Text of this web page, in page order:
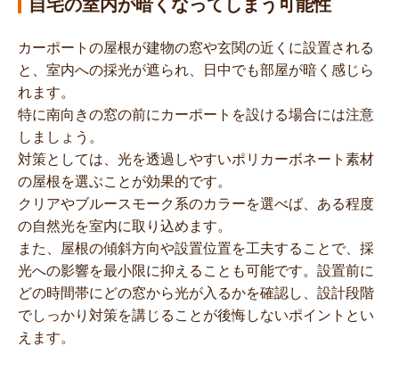
自宅の室内が暗くなってしまう可能性
カーポートの屋根が建物の窓や玄関の近くに設置される
と、室内への採光が遮られ、日中でも部屋が暗く感じら
れます。
特に南向きの窓の前にカーポートを設ける場合には注意
しましょう。
対策としては、光を透過しやすいポリカーボネート素材
の屋根を選ぶことが効果的です。
クリアやブルースモーク系のカラーを選べば、ある程度
の自然光を室内に取り込めます。
また、屋根の傾斜方向や設置位置を工夫することで、採
光への影響を最小限に抑えることも可能です。設置前に
どの時間帯にどの窓から光が入るかを確認し、設計段階
でしっかり対策を講じることが後悔しないポイントとい
えます。